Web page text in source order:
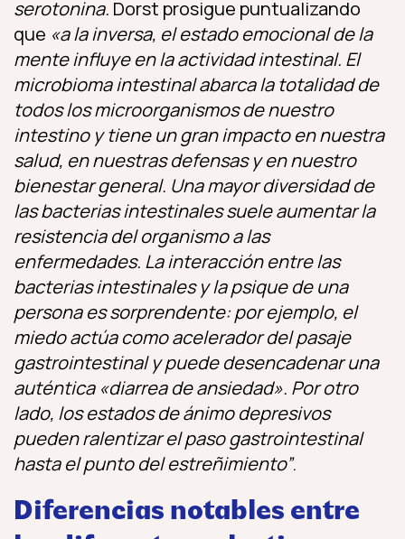
serotonina. Dorst prosigue puntualizando
que «a la inversa, el estado emocional de la
mente influye en la actividad intestinal. El
microbioma intestinal abarca la totalidad de
todos los microorganismos de nuestro
intestino y tiene un gran impacto en nuestra
salud, en nuestras defensas y en nuestro
bienestar general. Una mayor diversidad de
las bacterias intestinales suele aumentar la
resistencia del organismo a las
enfermedades. La interacción entre las
bacterias intestinales y la psique de una
persona es sorprendente: por ejemplo, el
miedo actúa como acelerador del pasaje
gastrointestinal y puede desencadenar una
auténtica «diarrea de ansiedad». Por otro
lado, los estados de ánimo depresivos
pueden ralentizar el paso gastrointestinal
hasta el punto del estreñimiento”.
Diferencias notables entre